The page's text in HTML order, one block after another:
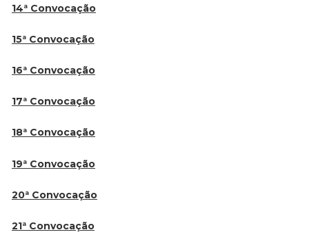
14ª Convocação
15ª Convocação
16ª Convocação
17ª Convocação
18ª Convocação
19ª Convocação
20ª Convocação
21ª Convocação